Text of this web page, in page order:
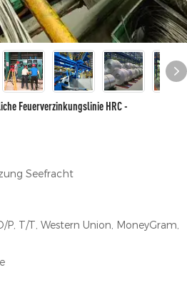
Feuerverzinkungslinie HRC -
Seefracht
P, T/T, Western Union, MoneyGram,